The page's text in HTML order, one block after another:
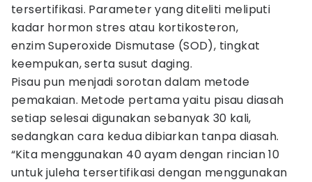
tersertifikasi. Parameter yang diteliti meliputi
kadar hormon stres atau kortikosteron,
enzim Superoxide Dismutase (SOD), tingkat
keempukan, serta susut daging.
Pisau pun menjadi sorotan dalam metode
pemakaian. Metode pertama yaitu pisau diasah
setiap selesai digunakan sebanyak 30 kali,
sedangkan cara kedua dibiarkan tanpa diasah.
“Kita menggunakan 40 ayam dengan rincian 10
untuk juleha tersertifikasi dengan menggunakan